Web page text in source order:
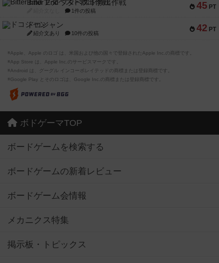
45 PT
Bitter End ブタペスト救出作戦
1件の投稿
42 PT
ドコジャン
紹介文あり 10件の投稿
※Apple、Apple のロゴ は、米国および他の国々で登録されたApple Inc.の商標です。
※App Store は、Apple Inc.のサービスマークです。
※Android は、グーグル インコーポレイテッドの商標または登録商標です。
※Google Play とそのロゴは、Google Inc.の商標または登録商標です。
ボドゲーマTOP
ボードゲームを検索する
ボードゲームの新着レビュー
ボードゲーム会情報
メカニクス特集
掲示板・トピックス